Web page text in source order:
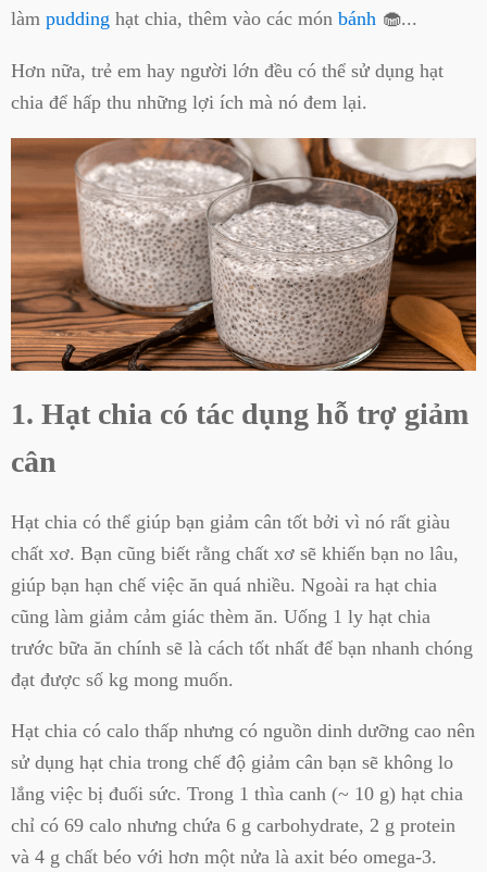
làm pudding hạt chia, thêm vào các món bánh 🧁...
Hơn nữa, trẻ em hay người lớn đều có thể sử dụng hạt
chia để hấp thu những lợi ích mà nó đem lại.
1. Hạt chia có tác dụng hỗ trợ giảm
cân
Hạt chia có thể giúp bạn giảm cân tốt bởi vì nó rất giàu
chất xơ. Bạn cũng biết rằng chất xơ sẽ khiến bạn no lâu,
giúp bạn hạn chế việc ăn quá nhiều. Ngoài ra hạt chia
cũng làm giảm cảm giác thèm ăn. Uống 1 ly hạt chia
trước bữa ăn chính sẽ là cách tốt nhất để bạn nhanh chóng
đạt được số kg mong muốn.
Hạt chia có calo thấp nhưng có nguồn dinh dưỡng cao nên
sử dụng hạt chia trong chế độ giảm cân bạn sẽ không lo
lắng việc bị đuối sức. Trong 1 thìa canh (~ 10 g) hạt chia
chỉ có 69 calo nhưng chứa 6 g carbohydrate, 2 g protein
và 4 g chất béo với hơn một nửa là axit béo omega-3.